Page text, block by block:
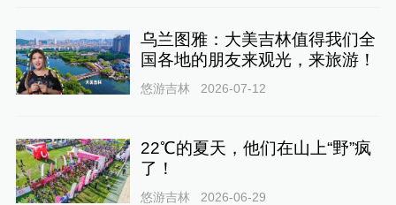
乌兰图雅：大美吉林值得我们全
国各地的朋友来观光，来旅游！
悠游吉林 2026-07-12
22℃的夏天，他们在山上“野”疯
了！
悠游吉林 2026-06-29